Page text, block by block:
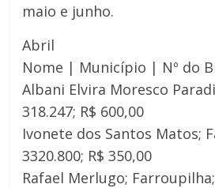
maio e junho.
Abril
Nome | Município | Nº do
Albani Elvira Moresco
318.247; R$ 600,00
Ivonete dos Santos Matos;
3320.800; R$ 350,00
Rafael Merlugo; Farroupilha;